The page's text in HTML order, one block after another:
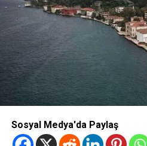
Sosyal Medya'da Paylaş